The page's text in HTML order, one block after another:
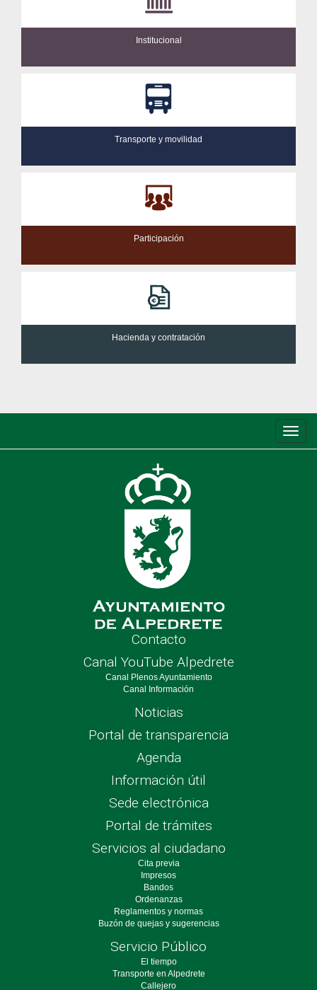
Institucional
Transporte y movilidad
Participación
Hacienda y contratación
de
Contacto
Canal YouTube Alpedrete
Canal Plenos Ayuntamiento
Canal Información
Noticias
Portal de transparencia
Agenda
Información útil
Sede electrónica
Portal de trámites
Servicios al ciudadano
Cita previa
Impresos
Bandos
Ordenanzas
Reglamentos y normas
Buzón de quejas y sugerencias
Servicio Público
El tiempo
Transporte en Alpedrete
Callejero